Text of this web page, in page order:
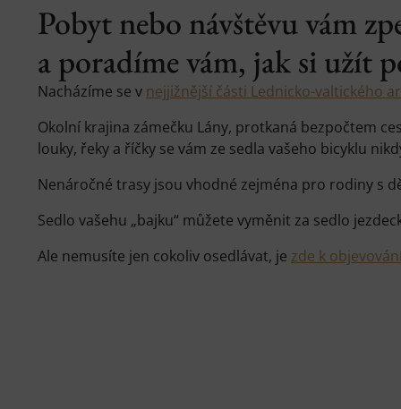
Pobyt nebo návštěvu vám
a poradíme vám, jak si užít
Nacházíme se v nejjižnější části Lednicko-valtického
Okolní krajina zámečku Lány, protkaná bezpočtem
louky, řeky a říčky se vám ze sedla vašeho bicyklu
Nenáročné trasy jsou vhodné zejména pro rodiny s
Sedlo vašehu „bajku“ můžete vyměnit za sedlo
Ale nemusíte jen cokoliv osedlávat, je zde k